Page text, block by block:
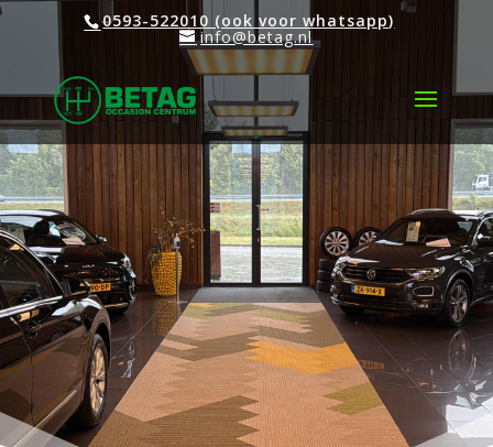
0593-522010 (ook voor whatsapp)
info@betag.nl